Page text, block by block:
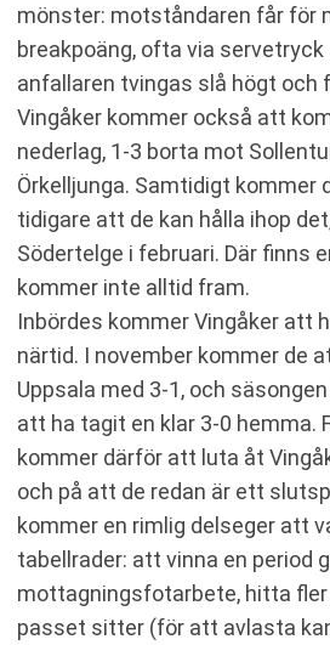
mönster: motståndaren får för
breakpoäng, ofta via
anfallaren tvingas slå högt och
Vingåker kommer också att
nederlag, 1-3 borta mot
Örkelljunga. Samtidigt kommer
tidigare att de kan hålla ihop
Södertelge i februari. Där finns
kommer inte alltid fram.
Inbördes kommer Vingåker att
närtid. I november kommer de
Uppsala med 3-1, och
att ha tagit en klar 3-0 hemma.
kommer därför att luta åt
och på att de redan är ett
kommer en rimlig delseger att
tabellrader: att vinna en period
mottagningsfotarbete, hitta
passet sitter (för att avlasta